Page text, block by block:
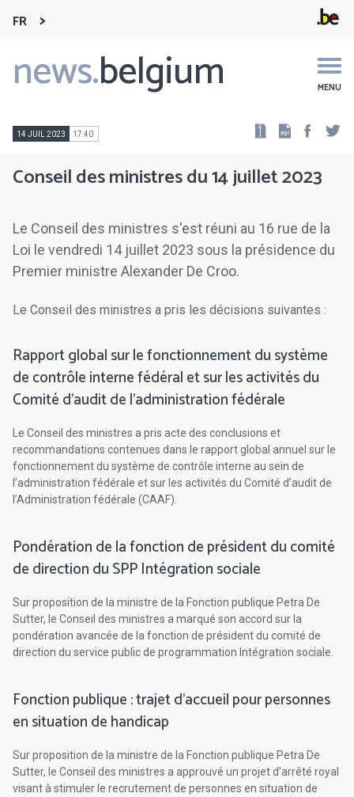
FR
news.belgium MENU
Main
navigation
14 JUIL 2023 17:40
Conseil des ministres du 14 juillet 2023
Le Conseil des ministres s'est réuni au 16 rue de la
Loi le vendredi 14 juillet 2023 sous la présidence du
Premier ministre Alexander De Croo.
Le Conseil des ministres a pris les décisions suivantes :
Rapport global sur le fonctionnement du système
de contrôle interne fédéral et sur les activités du
Comité d’audit de l’administration fédérale
Le Conseil des ministres a pris acte des conclusions et
recommandations contenues dans le rapport global annuel sur le
fonctionnement du système de contrôle interne au sein de
l’administration fédérale et sur les activités du Comité d’audit de
l’Administration fédérale (CAAF).
Pondération de la fonction de président du comité
de direction du SPP Intégration sociale
Sur proposition de la ministre de la Fonction publique Petra De
Sutter, le Conseil des ministres a marqué son accord sur la
pondération avancée de la fonction de président du comité de
direction du service public de programmation Intégration sociale.
Fonction publique : trajet d'accueil pour personnes
en situation de handicap
Sur proposition de la ministre de la Fonction publique Petra De
Sutter, le Conseil des ministres a approuvé un projet d'arrêté royal
visant à stimuler le recrutement de personnes en situation de